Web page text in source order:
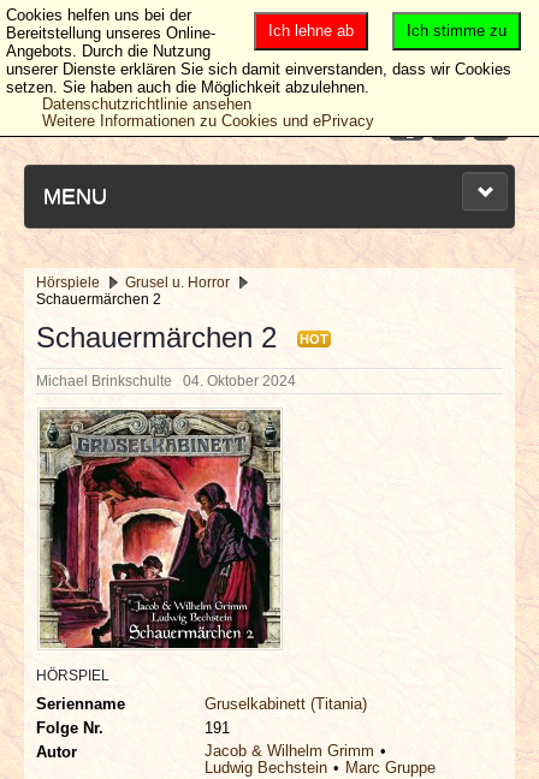
MENU
NEUESTE ARTIKEL
NEWS & DATES
BERICHTE
VERLOSUNGEN
INTERVIEWS
SPECIALS
REDAKTION
LINKS
Hörspiele
Grusel u. Horror
Schauermärchen 2
Schauermärchen 2 HOT
Michael Brinkschulte 04. Oktober 2024
HÖRSPIEL
Serienname
Gruselkabinett (Titania)
Folge Nr.
191
Autor
Jacob & Wilhelm Grimm
Ludwig Bechstein
Marc Gruppe
Ich stimme zu
Ich lehne ab
Cookies helfen uns bei der
Bereitstellung unseres Online-
Angebots. Durch die Nutzung
unserer Dienste erklären Sie sich damit einverstanden, dass wir Cookies
setzen. Sie haben auch die Möglichkeit abzulehnen.
Datenschutzrichtlinie ansehen
Weitere Informationen zu Cookies und ePrivacy